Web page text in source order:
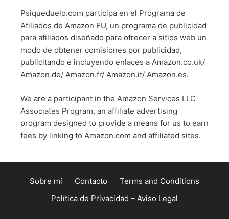
Psiqueduelo.com participa en el Programa de
Afiliados de Amazon EU, un programa de publicidad
para afiliados diseñado para ofrecer a sitios web un
modo de obtener comisiones por publicidad,
publicitando e incluyendo enlaces a Amazon.co.uk/
Amazon.de/ Amazon.fr/ Amazon.it/ Amazon.es.
We are a participant in the Amazon Services LLC
Associates Program, an affiliate advertising
program designed to provide a means for us to earn
fees by linking to Amazon.com and affiliated sites.
Sobre mí Contacto
Terms and Conditions
Política de Privacidad – Aviso Legal